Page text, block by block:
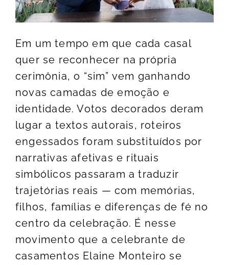
Em um tempo em que cada casal
quer se reconhecer na própria
cerimônia, o “sim” vem ganhando
novas camadas de emoção e
identidade. Votos decorados deram
lugar a textos autorais, roteiros
engessados foram substituídos por
narrativas afetivas e rituais
simbólicos passaram a traduzir
trajetórias reais — com memórias,
filhos, famílias e diferenças de fé no
centro da celebração. É nesse
movimento que a celebrante de
casamentos Elaine Monteiro se